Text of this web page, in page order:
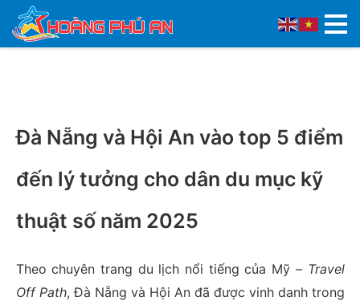
Đà Nẵng và Hội An vào top 5 điểm
đến lý tưởng cho dân du mục kỹ
thuật số năm 2025
Theo chuyên trang du lịch nổi tiếng của Mỹ – Travel
Off Path, Đà Nẵng và Hội An đã được vinh danh trong